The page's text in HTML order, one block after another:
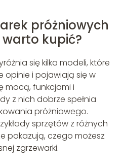
próżniowych
kupić?
się kilka modeli, które
opinie i pojawiają się w
mocą, funkcjami i
z nich dobrze spełnia
próżniowego.
sprzętów z różnych
pokazują, czego możesz
zgrzewarki.